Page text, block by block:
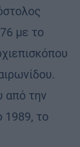
με το
από την
1989, το